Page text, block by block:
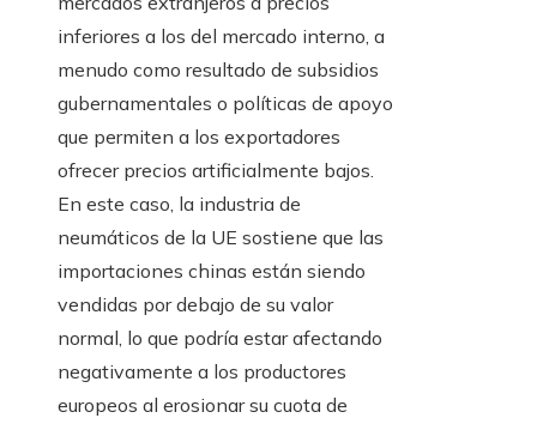
inferiores a los del mercado interno, a
menudo como resultado de subsidios
gubernamentales o políticas de apoyo
que permiten a los exportadores
ofrecer precios artificialmente bajos.
En este caso, la industria de
neumáticos de la UE sostiene que las
importaciones chinas están siendo
vendidas por debajo de su valor
normal, lo que podría estar afectando
negativamente a los productores
europeos al erosionar su cuota de